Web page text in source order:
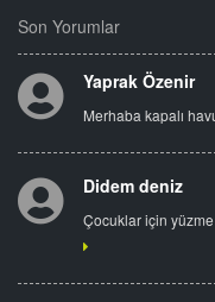
Son Yorumlar
Yaprak Özenir
Merhaba kapalı
Didem deniz
Çocuklar için